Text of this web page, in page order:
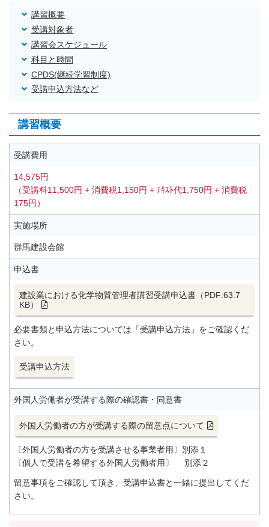
講習概要
受講対象者
講習会スケジュール
科目と時間
CPDS(継続学習制度)
受講申込方法など
講習概要
受講費用
14,575円
（受講料11,500円 + 消費税1,150円 + ﾃｷｽﾄ代1,750円 + 消費税
175円）
実施場所
群馬建設会館
申込書
建設業における化学物質管理者講習受講申込書（PDF:63.7
KB）
必要書類と申込方法については「受講申込方法」をご確認くだ
さい。
受講申込方法
外国人労働者が受講する際の確認書・同意書
外国人労働者の方が受講する際の留意点について
〔外国人労働者の方を受講させる事業者用〕別添１
〔個人で受講を希望する外国人労働者用〕 別添２
留意事項をご確認して頂き、受講申込書と一緒に提出してくだ
さい。